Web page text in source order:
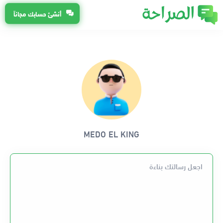
أنشئ حسابك مجاناً
MEDO EL KING